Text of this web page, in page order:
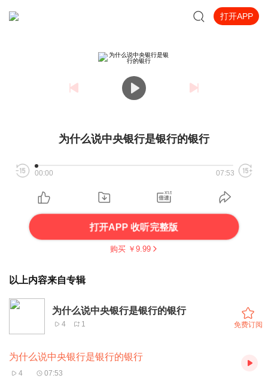
打开APP
为什么说中央银行是银行的银行
00:00 07:53
打开APP 收听完整版
购买 ￥ 9.99
以上内容来自专辑
为什么说中央银行是银行的银行
4 1 免费订阅
为什么说中央银行是银行的银行
4 07:53